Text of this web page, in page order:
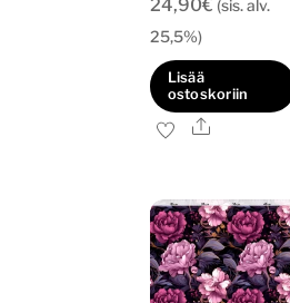
24,90€ (sis. alv.
25,5%)
Lisää
ostoskoriin
Ale